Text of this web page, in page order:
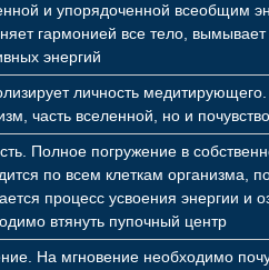
и упорядоченной всеобщим
гармонией все тело,
энергий
личность
часть вселенной, но и
Полное погружение в
по всем клеткам организма,
процесс усвоения энергии и
втянуть пупочный центр
На мгновение необходимо